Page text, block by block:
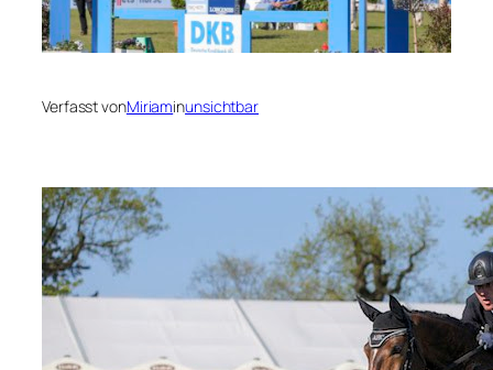
Verfasst vonMiriaminunsichtbar